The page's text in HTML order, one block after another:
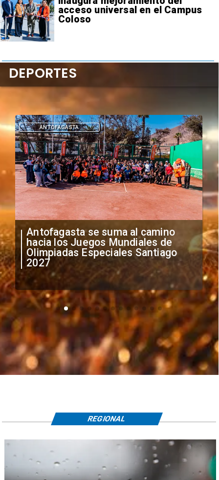
acceso universal en el Campus
Coloso
"Falta de profesionalismo": Sifup
anuncia medidas por situación
irregular de futbolistas
extranjeros
DEPORTES
DEPORTES
REGIONAL